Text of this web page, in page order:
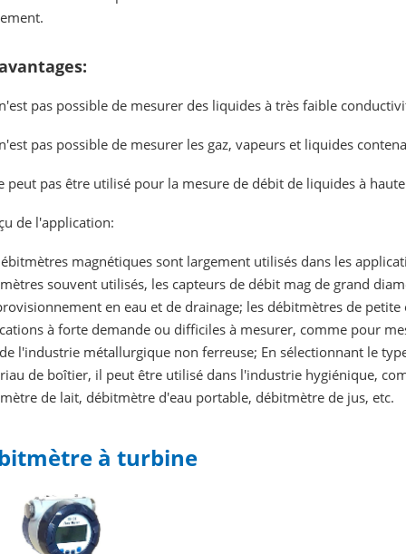
pas possible de mesurer des liquides à très faible
pas possible de mesurer les gaz, vapeurs et liquides
peut pas être utilisé pour la mesure de débit de liquides à
de l'application:
magnétiques sont largement utilisés dans les
souvent utilisés, les capteurs de débit mag de grand
en eau et de drainage; les débitmètres de
à forte demande ou difficiles à mesurer, comme pour
l'industrie métallurgique non ferreuse; En sélectionnant le
de boîtier, il peut être utilisé dans l'industrie hygiénique,
de lait, débitmètre d'eau portable, débitmètre de jus, etc.
à turbine